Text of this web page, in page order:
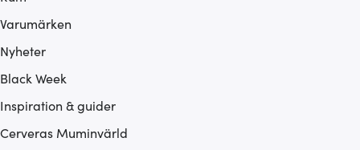
Varumärken
Nyheter
Black Week
Inspiration & guider
Cerveras Muminvärld